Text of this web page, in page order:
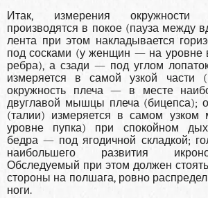
Итак, измерения окружности
производятся в покое (пауза между
лента при этом накладывается
под сосками (у женщин — на уровне
ребра), а сзади — под углом
измеряется в самой узкой части
окружность плеча — в месте
двуглавой мышцы плеча (бицепса);
(талии) измеряется в самом узком
уровне пупка) при спокойном
бедра — под ягодичной складкой;
наибольшего развития
Обследуемый при этом должен
стороны на полшага, ровно
ноги.